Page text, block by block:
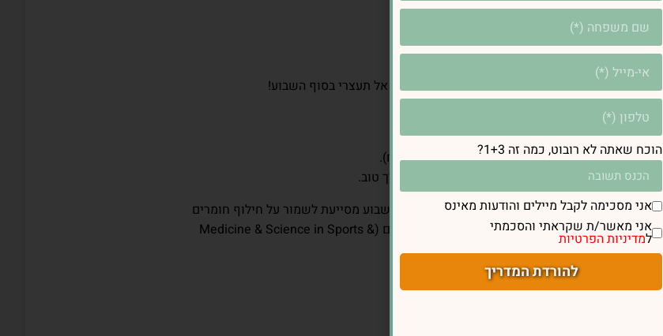
5. פעילות גופנית – לא לוותר גם בסופ”ש
אם במהלך השבוע הצלחת לשלב פעילות גופנית, אל תעצרי בסוף השבוע!
🔹 מה אפשר לעשות?
✅ טיול ארוך עם חברה או בן הזוג.
✅ אימון קצר בבית (יוגה, פילאטיס או תרגילי כוח).
✅ ריקוד, רכיבה על אופניים או כל דבר שעושה לך טוב.
💡 מחקרים מוכיחים שפעילות גופנית גם בסופי שבוע מסייעת לשמור על חילוף חומרים
גבוה יותר, מפחיתה סטרס ומאזנת רמות סוכר בדם (Medicine & Science in Sports &
Exercise, 2019).
הוכח שאתה לא רובוט, כמה זה 1+3?
אני מסכימה לקבל מיילים והודעות מאינס
אני מאשר/ת שקראתי והסכמתי
למדיניות הפרטיות
להורדת המדריך